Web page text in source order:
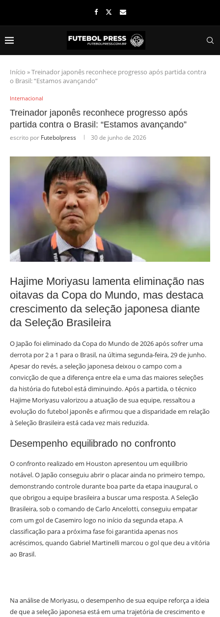
Início »Treinador japonês reconhece progresso após partida contra
o Brasil: “Estamos avançando”
Internacional
Treinador japonês reconhece progresso após
partida contra o Brasil: “Estamos avançando”
escrito por Futebolpress 30 de junho de 2026
Hajime Moriyasu lamenta eliminação nas
oitavas da Copa do Mundo, mas destaca
crescimento da seleção japonesa diante
da Seleção Brasileira
O Japão foi eliminado da Copa do Mundo de 2026 após sofrer uma
derrota por 2 a 1 para o Brasil, na última segunda-feira, 29 de junho.
Apesar do revés, a seleção japonesa deixou o campo com a
convicção de que a diferença entre ela e uma das maiores seleções
da história do futebol está diminuindo. Após a partida, o técnico
Hajime Moriyasu valorizou a atuação de sua equipe, ressaltou a
evolução do futebol japonês e afirmou que a disparidade em relação
à Seleção Brasileira está cada vez mais reduzida.
Desempenho equilibrado no confronto
O confronto realizado em Houston apresentou um equilíbrio
notável. O Japão conseguiu abrir o placar ainda no primeiro tempo,
demonstrando controle durante boa parte da etapa inaugural, o
que obrigou a equipe brasileira a buscar uma resposta. A Seleção
Brasileira, sob o comando de Carlo Ancelotti, conseguiu empatar
com um gol de Casemiro logo no início da segunda etapa. A
classificação para a próxima fase foi garantida apenas nos
acréscimos, quando Gabriel Martinelli marcou o gol que deu a vitória
ao Brasil.
Na análise de Moriyasu, o desempenho de sua equipe reforça a ideia
de que a seleção japonesa está em uma trajetória de crescimento e